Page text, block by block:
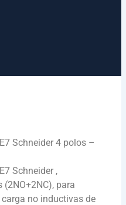
Schneider 4 polos –
Schneider ,
(2NO+2NC), para
no inductivas de